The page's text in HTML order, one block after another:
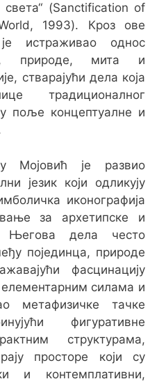
(Sanctification of
1993). Кроз ове
истраживао однос
природе, мита и
стварајући дела која
традиционалног
поље концептуалне и
Мојовић је развио
језик који одликују
иконографија
за архетипске и
Његова дела често
појединца, природе
фасцинацију
силама и
метафизичке тачке
фигуративне
структурама,
просторе који су
и контемплативни,